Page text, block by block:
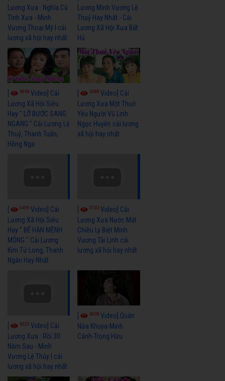
Lương Xưa : Nghĩa Cũ
Tình Xưa - Minh
Vương Thoại Mỹ | cải
lương xã hội hay nhất
Lương Minh Vương Lệ
Thuỷ Hay Nhất - Cải
Lương Xã Hội Xưa Bất
Hủ
6969 Video] Cải
Lương Xã Hội Siêu
Hay " LỠ BƯỚC SANG
NGANG " Cải Lương Lệ
Thuỷ, Thanh Tuấn,
Hồng Nga
6388Video] Cải
Lương Xưa Một Thuở
Yêu Người Vũ Linh
Ngọc Huyền cải lương
xã hội hay nhất
5459 Video] Cải
Lương Xã Hội Siêu
Hay " BỂ HẬN MÊNH
MÔNG " Cải Lương
Kim Tử Long, Thanh
Ngân Hay Nhất
5733Video] Cải
Lương Xưa Nước Mắt
Chiều Ly Biệt Minh
Vương Tài Linh cải
lương xã hội hay nhất
6322 Video] Cải
Lương Xưa : Rồi 30
Năm Sau - Minh
Vương Lệ Thủy | cải
lương xã hội hay nhất
6038Video] Quán
Nửa Khuya-Minh
Cảnh-Trọng Hữu